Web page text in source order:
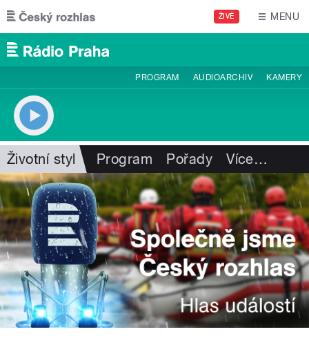
Přejít k hlavnímu obsahu
ŽIVĚ MENU
PROGRAM AUDIOARCHIV KAMERY
Životní styl Program Pořady Více…